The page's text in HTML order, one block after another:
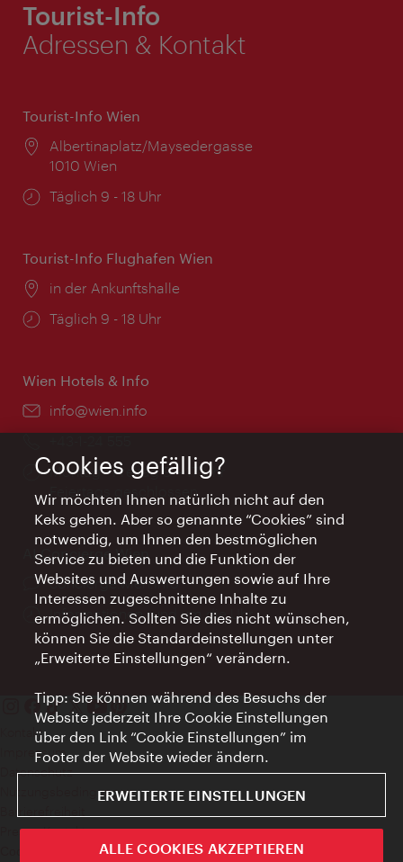
Tourist-Info
Adressen & Kontakt
Tourist-Info Wien
Ort:
Albertinaplatz/Maysedergasse
1010 Wien
Öffnungszeiten:
Täglich 9 - 18 Uhr
Tourist-Info Flughafen Wien
Ort:
in der Ankunftshalle
Öffnungszeiten:
Täglich 9 - 18 Uhr
Wien Hotels & Info
Email:
info@wien.info
Öffnungszeiten:
Montag - Freitag 9 – 17 Uhr
Feiertags geschlossen
AI Concierge Wien
Ort:
concierge.wien.info
Öffnungszeiten:
Informationen rund um die Uhr
Kontakt
Impressum
Datenschutz
Nutzungsbedingungen
Presse-Kontakt
Cookie Einstellungen
Cookies gefällig?
Wir möchten Ihnen natürlich nicht auf den
Keks gehen. Aber so genannte “Cookies” sind
notwendig, um Ihnen den bestmöglichen
Service zu bieten und die Funktion der
Websites und Auswertungen sowie auf Ihre
Interessen zugeschnittene Inhalte zu
ermöglichen. Sollten Sie dies nicht wünschen,
können Sie die Standardeinstellungen unter
„Erweiterte Einstellungen“ verändern.
Tipp: Sie können während des Besuchs der
Website jederzeit Ihre Cookie Einstellungen
über den Link “Cookie Einstellungen” im
Footer der Website wieder ändern.
ERWEITERTE EINSTELLUNGEN
ALLE COOKIES AKZEPTIEREN